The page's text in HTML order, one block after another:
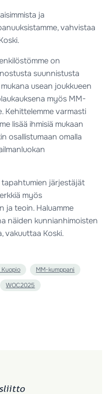
ja
vahvistaa
on
suunnistusta
usean joukkueen
myös MM-
Kehittelemme varmasti
lisää ihmisiä mukaan
osallistumaan omalla
tapahtumien järjestäjät
myös
ja teoin. Haluamme
näiden kunnianhimoisten
vakuuttaa Koski.
MM-kumppani
WOC2025